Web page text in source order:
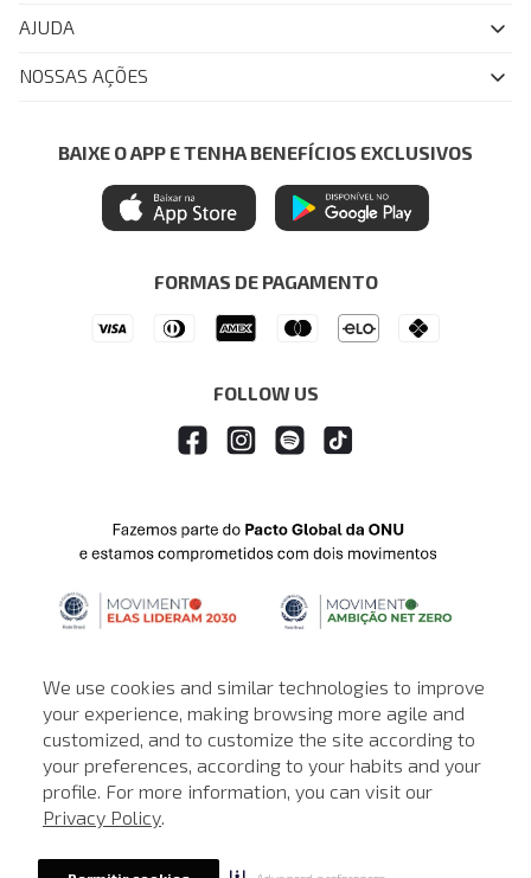
We use cookies and similar technologies to improve
your experience, making browsing more agile and
customized, and to customize the site according to
your preferences, according to your habits and your
profile. For more information, you can visit our
Privacy Policy.
Quem Somos
John John Club
Painel de Privacidade
Central de Preferências
Ética e Sustentabilidade
AJUDA
FAQ
Regulamentos
Seja um Revendedor
NOSSAS AÇÕES
Azul Fidelidade
Mastercard
Itau Personnalite
BAIXE O APP E TENHA BENEFÍCIOS EXCLUSIVOS
FORMAS DE PAGAMENTO
FOLLOW US
© © Copyright 2000-2026 - Todos os direitos reservados. A Loja de
John John reserva-se no direito de corrigir ou alterar informações